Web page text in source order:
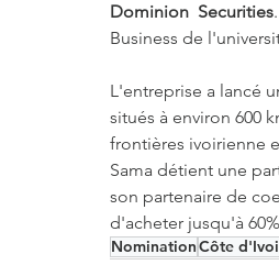
Dominion Securities
Business de
L'entreprise a lancé
situés à environ 600
frontières ivoirienne
Sama détient une
son partenaire de
d'acheter jusqu'à
NominationCôte